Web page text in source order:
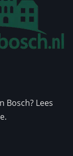
Bosch? Lees